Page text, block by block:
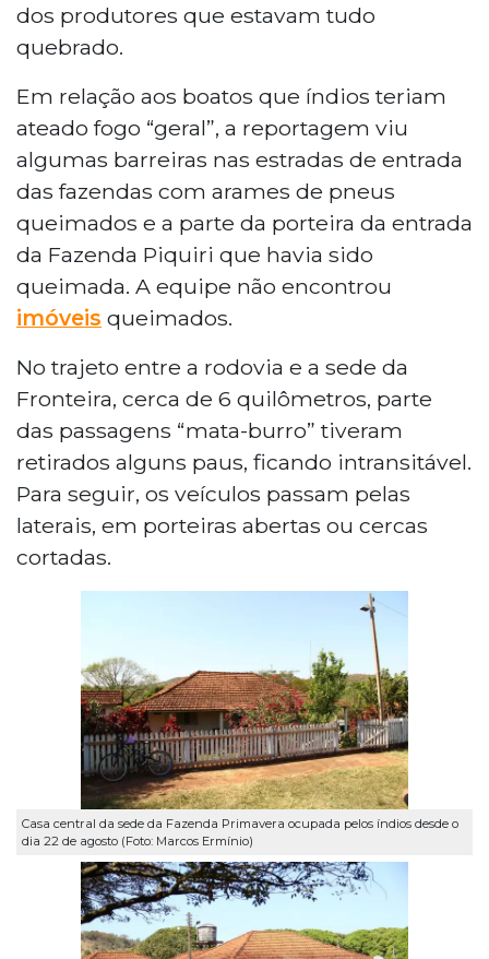
dos produtores que estavam tudo
quebrado.
Em relação aos boatos que índios teriam
ateado fogo “geral”, a reportagem viu
algumas barreiras nas estradas de entrada
das fazendas com arames de pneus
queimados e a parte da porteira da entrada
da Fazenda Piquiri que havia sido
queimada. A equipe não encontrou
imóveis queimados.
No trajeto entre a rodovia e a sede da
Fronteira, cerca de 6 quilômetros, parte
das passagens “mata-burro” tiveram
retirados alguns paus, ficando intransitável.
Para seguir, os veículos passam pelas
laterais, em porteiras abertas ou cercas
cortadas.
Casa central da sede da Fazenda Primavera ocupada pelos índios desde o
dia 22 de agosto (Foto: Marcos Ermínio)